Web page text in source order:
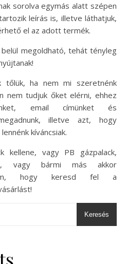
sorolva egymás alatt szépen
leírás is, illetve láthatjuk,
el az adott termék.
megoldható, tehát tényleg
tőlük, ha nem mi szeretnénk
nem tudjuk őket elérni, ehhez
email címünket és
illetve azt, hogy
kíváncsiak.
kellene, vagy PB gázpalack,
vagy bármi más akkor
hogy keresd fel a
Keresés